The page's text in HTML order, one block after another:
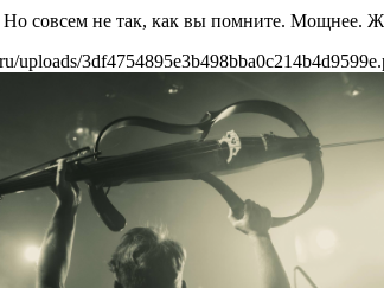
Но совсем не так, как вы помните. Мощнее.
uploads/